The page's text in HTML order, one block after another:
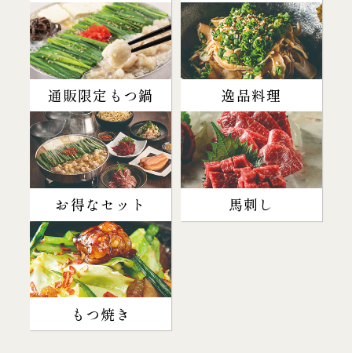
通販限定もつ鍋 逸品料理
お得なセット 馬刺し
もつ焼き